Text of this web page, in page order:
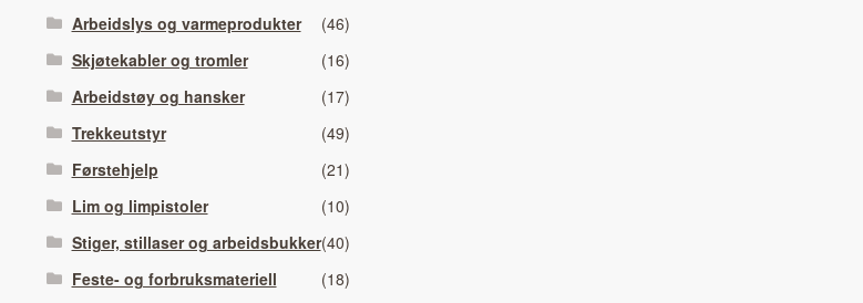
Arbeidslys og varmeprodukter
(46)
Skjøtekabler og tromler
(16)
Arbeidstøy og hansker
(17)
Trekkeutstyr
(49)
Førstehjelp
(21)
Lim og limpistoler
(10)
Stiger, stillaser og arbeidsbukker(40)
Feste- og forbruksmateriell
(18)